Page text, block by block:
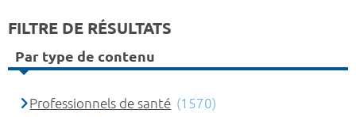
FILTRE DE RÉSULTATS
Par type de contenu
Professionnels de santé (1570)